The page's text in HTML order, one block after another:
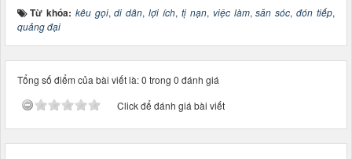
Từ khóa: kêu gọi,di dân,lợi ích, tị nạn, việc làm,săn sóc,đón tiếp,
quảng đại
Tổng số điểm của bài viết là: 0 trong 0 đánh giá
Click để đánh giá bài viết